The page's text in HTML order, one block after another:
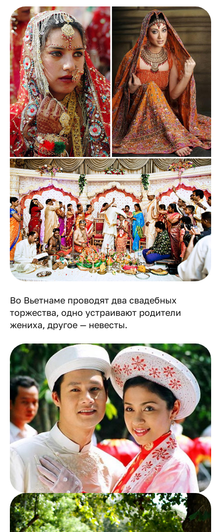
Во Вьетнаме проводят два свадебных
торжества, одно устраивают родители
жениха, другое — невесты.